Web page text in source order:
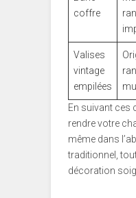
coffre
Valises
vintage
empilées
En suivant ces
rendre votre
même dans
traditionnel,
décoration